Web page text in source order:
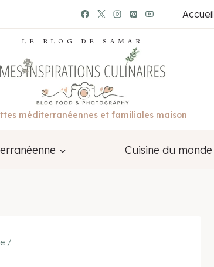
Accueil
LE BLOG DE SAMAR
méditerranéennes et familiales maison
Cuisine du monde
/